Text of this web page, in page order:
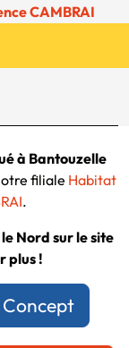
CAMBRAI
à Bantouzelle
filiale Habitat
.
Nord sur le site
plus !